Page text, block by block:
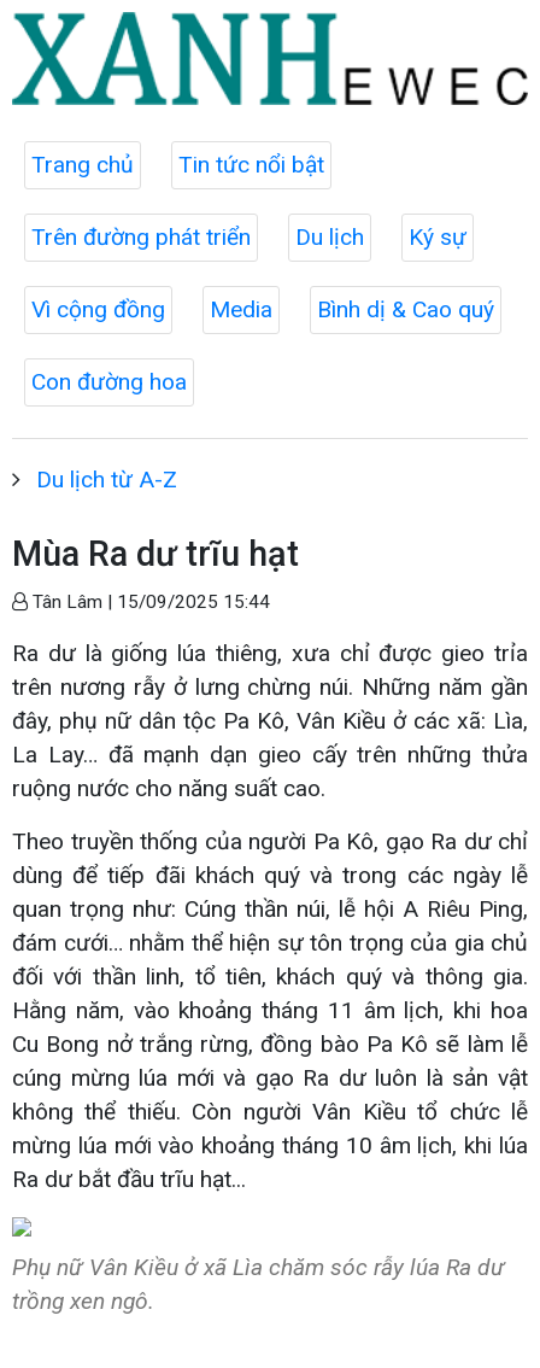
Trang chủ Tin tức nổi bật
Trên đường phát triển Du lịch Ký sự
Vì cộng đồng Media Bình dị & Cao quý
Con đường hoa
Du lịch từ A-Z
Mùa Ra dư trĩu hạt
Tân Lâm | 15/09/2025 15:44
Ra dư là giống lúa thiêng, xưa chỉ được gieo trỉa
trên nương rẫy ở lưng chừng núi. Những năm gần
đây, phụ nữ dân tộc Pa Kô, Vân Kiều ở các xã: Lìa,
La Lay… đã mạnh dạn gieo cấy trên những thửa
ruộng nước cho năng suất cao.
Theo truyền thống của người Pa Kô, gạo Ra dư chỉ
dùng để tiếp đãi khách quý và trong các ngày lễ
quan trọng như: Cúng thần núi, lễ hội A Riêu Ping,
đám cưới… nhằm thể hiện sự tôn trọng của gia chủ
đối với thần linh, tổ tiên, khách quý và thông gia.
Hằng năm, vào khoảng tháng 11 âm lịch, khi hoa
Cu Bong nở trắng rừng, đồng bào Pa Kô sẽ làm lễ
cúng mừng lúa mới và gạo Ra dư luôn là sản vật
không thể thiếu. Còn người Vân Kiều tổ chức lễ
mừng lúa mới vào khoảng tháng 10 âm lịch, khi lúa
Ra dư bắt đầu trĩu hạt...
Phụ nữ Vân Kiều ở xã Lìa chăm sóc rẫy lúa Ra dư
trồng xen ngô.